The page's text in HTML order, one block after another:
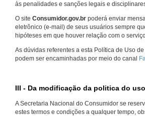
às penalidades e sanções legais e
O site Consumidor.gov.br poderá enviar
eletrônico (e-mail) de seus usuários sempre
hipóteses em que houver relação com o
As dúvidas referentes a esta Política de Uso
podem ser encaminhadas por meio do canal
III - Da modificação da politica do
A Secretaria Nacional do Consumidor se
estes termos e condições a qualquer tempo,